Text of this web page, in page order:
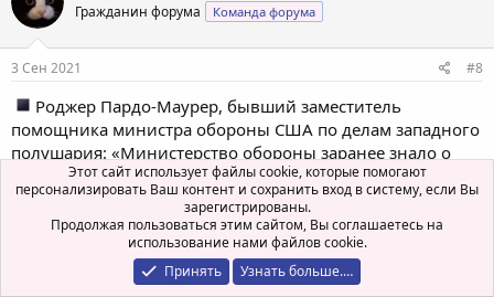
Гражданин форума Команда форума
3 Сен 2021 #8
Роджер Пардо-Маурер, бывший заместитель
помощника министра обороны США по делам западного
полушария: «Министерство обороны заранее знало о
террористе-смертнике в аэропорту Кабула, но отказало в
разрешении на запуск ракеты Predator Drone, чтобы
предотвратить теракт».
Американские военные машины, оставленные Джо
Байденом и захваченные талибами, обнаружены внутри
Этот сайт использует файлы cookie, которые помогают
персонализировать Ваш контент и сохранить вход в систему, если Вы
зарегистрированы.
Продолжая пользоваться этим сайтом, Вы соглашаетесь на
использование нами файлов cookie.
Принять
Узнать больше.…